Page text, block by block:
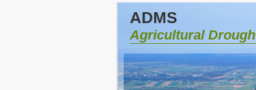
ADMS
Agricultural